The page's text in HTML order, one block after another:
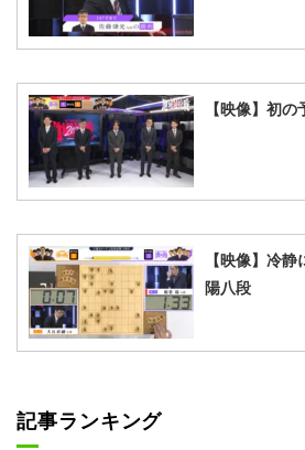
【映像】初
【映像】冷
陽八段
記事ランキング